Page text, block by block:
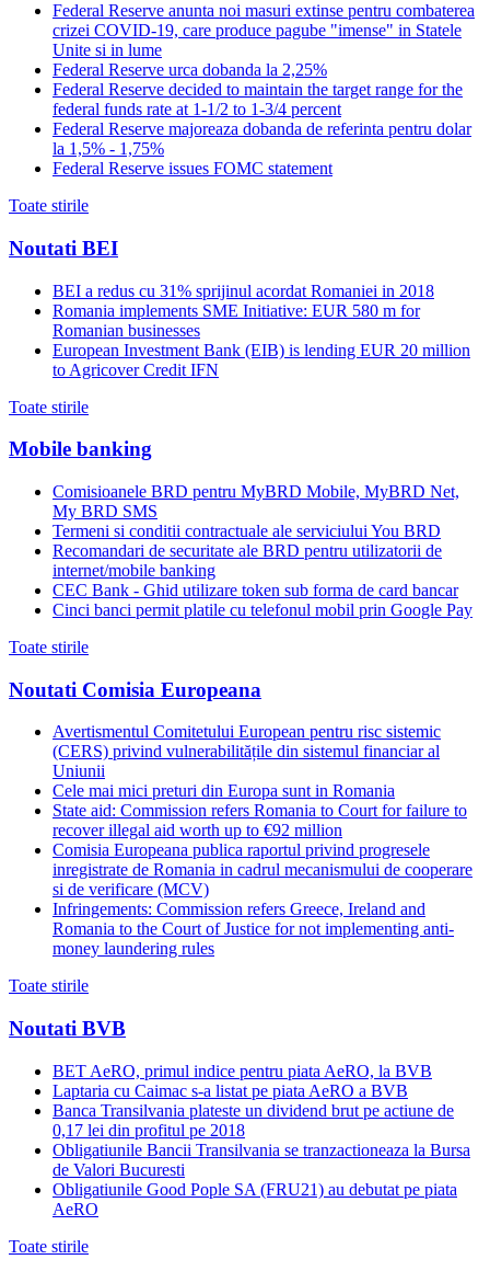
Federal Reserve anunta noi masuri extinse pentru combaterea
crizei COVID-19, care produce pagube "imense" in Statele
Unite si in lume
Federal Reserve urca dobanda la 2,25%
Federal Reserve decided to maintain the target range for the
federal funds rate at 1-1/2 to 1-3/4 percent
Federal Reserve majoreaza dobanda de referinta pentru dolar
la 1,5% - 1,75%
Federal Reserve issues FOMC statement
Toate stirile
Noutati BEI
BEI a redus cu 31% sprijinul acordat Romaniei in 2018
Romania implements SME Initiative: EUR 580 m for
Romanian businesses
European Investment Bank (EIB) is lending EUR 20 million
to Agricover Credit IFN
Toate stirile
Mobile banking
Comisioanele BRD pentru MyBRD Mobile, MyBRD Net,
My BRD SMS
Termeni si conditii contractuale ale serviciului You BRD
Recomandari de securitate ale BRD pentru utilizatorii de
internet/mobile banking
CEC Bank - Ghid utilizare token sub forma de card bancar
Cinci banci permit platile cu telefonul mobil prin Google Pay
Toate stirile
Noutati Comisia Europeana
Avertismentul Comitetului European pentru risc sistemic
(CERS) privind vulnerabilitățile din sistemul financiar al
Uniunii
Cele mai mici preturi din Europa sunt in Romania
State aid: Commission refers Romania to Court for failure to
recover illegal aid worth up to €92 million
Comisia Europeana publica raportul privind progresele
inregistrate de Romania in cadrul mecanismului de cooperare
si de verificare (MCV)
Infringements: Commission refers Greece, Ireland and
Romania to the Court of Justice for not implementing anti-
money laundering rules
Toate stirile
Noutati BVB
BET AeRO, primul indice pentru piata AeRO, la BVB
Laptaria cu Caimac s-a listat pe piata AeRO a BVB
Banca Transilvania plateste un dividend brut pe actiune de
0,17 lei din profitul pe 2018
Obligatiunile Bancii Transilvania se tranzactioneaza la Bursa
de Valori Bucuresti
Obligatiunile Good Pople SA (FRU21) au debutat pe piata
AeRO
Toate stirile